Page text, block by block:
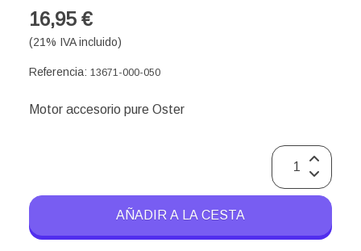
16,95 €
(21% IVA incluido)
Referencia: 13671-000-050
Motor accesorio pure Oster
AÑADIR A LA CESTA